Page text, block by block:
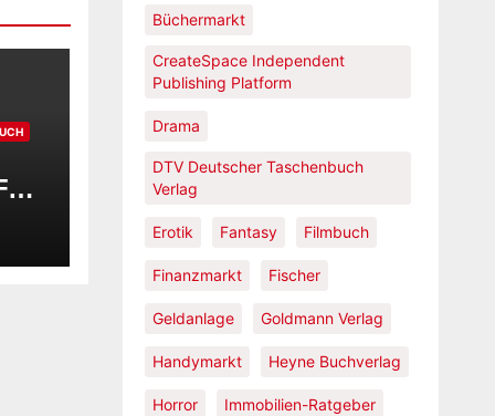
Büchermarkt
CreateSpace Independent
Publishing Platform
Drama
DTV Deutscher Taschenbuch
Verlag
Erotik Fantasy Filmbuch
Finanzmarkt Fischer
Geldanlage Goldmann Verlag
Handymarkt Heyne Buchverlag
Horror Immobilien-Ratgeber